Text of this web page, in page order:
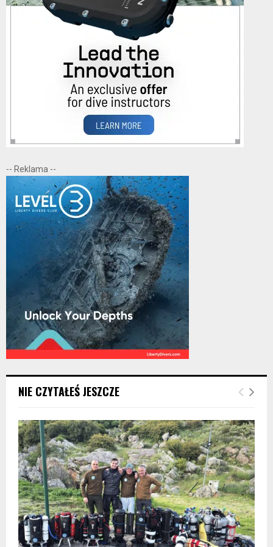
-- Reklama --
NIE CZYTAŁEŚ JESZCZE